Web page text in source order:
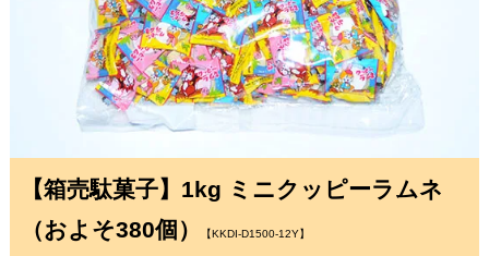
【箱売駄菓子】1kg ミニクッピーラムネ
（およそ380個）
【KKDI-D1500-12Y】